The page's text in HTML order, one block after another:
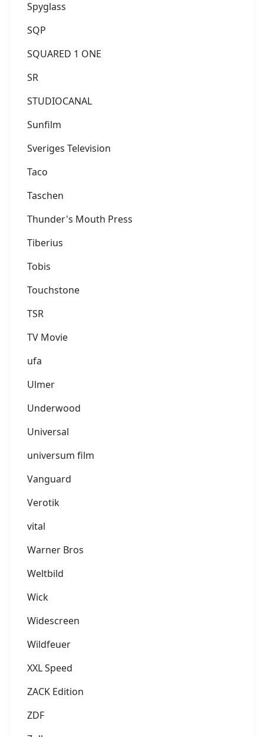
Spyglass
SQP
SQUARED 1 ONE
SR
STUDIOCANAL
Sunfilm
Sveriges Television
Taco
Taschen
Thunder's Mouth Press
Tiberius
Tobis
Touchstone
TSR
TV Movie
ufa
Ulmer
Underwood
Universal
universum film
Vanguard
Verotik
vital
Warner Bros
Weltbild
Wick
Widescreen
Wildfeuer
XXL Speed
ZACK Edition
ZDF